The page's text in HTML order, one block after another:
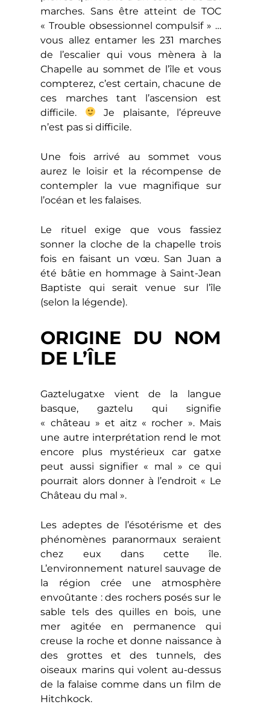
marches. Sans être atteint de TOC
« Trouble obsessionnel compulsif » …
vous allez entamer les 231 marches
de l’escalier qui vous mènera à la
Chapelle au sommet de l’île et vous
compterez, c’est certain, chacune de
ces marches tant l’ascension est
difficile.
Je plaisante, l’épreuve
n’est pas si difficile.
Une fois arrivé au sommet vous
aurez le loisir et la récompense de
contempler la vue magnifique sur
l’océan et les falaises.
Le rituel exige que vous fassiez
sonner la cloche de la chapelle trois
fois en faisant un vœu. San Juan a
été bâtie en hommage à Saint-Jean
Baptiste qui serait venue sur l’île
(selon la légende).
ORIGINE DU NOM
DE L’ÎLE
Gaztelugatxe vient de la langue
basque, gaztelu qui signifie
« château » et aitz « rocher ». Mais
une autre interprétation rend le mot
encore plus mystérieux car gatxe
peut aussi signifier « mal » ce qui
pourrait alors donner à l’endroit « Le
Château du mal ».
Les adeptes de l’ésotérisme et des
phénomènes paranormaux seraient
chez eux dans cette île.
L’environnement naturel sauvage de
la région crée une atmosphère
envoûtante : des rochers posés sur le
sable tels des quilles en bois, une
mer agitée en permanence qui
creuse la roche et donne naissance à
des grottes et des tunnels, des
oiseaux marins qui volent au-dessus
de la falaise comme dans un film de
Hitchkock.